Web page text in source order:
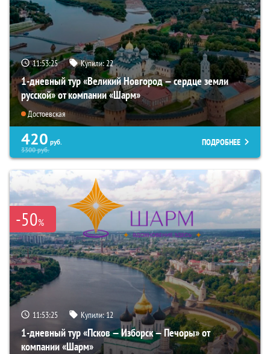
11:53:24 Купили:22
1-дневный тур «Великий Новгород — сердце земли
русской» от компании «Шарм»
Достоевская
420 руб.
3300руб.
ПОДРОБНЕЕ
-50%
11:53:24 Купили:12
1-дневный тур «Псков — Изборск — Печоры» от
компании «Шарм»